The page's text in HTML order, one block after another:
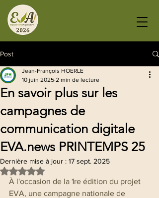
Post
En savoir plus sur les
campagnes de
communication digitale
EVA.news PRINTEMPS 25
Jean-François HOERLE
10 juin 2025 2 min de lecture
Dernière mise à jour : 17 sept. 2025
Noté NaN étoiles sur 5.
À l'occasion de la 1re édition du projet
EVA, une campagne nationale de